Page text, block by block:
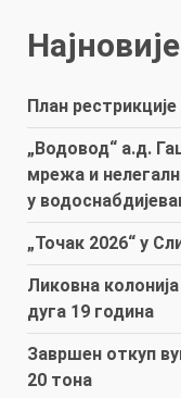
Најновије
План
„Водовод“ а.д.
мрежа и
у
„Точак 2026“ у
Ликовна
дуга 19 година
Завршен откуп
20 тона